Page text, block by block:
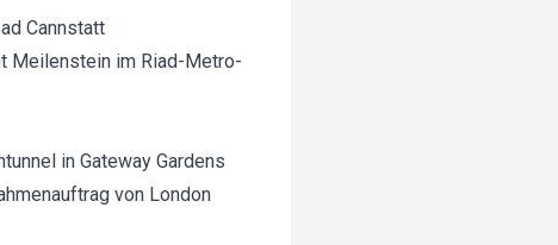
Cannstatt
Meilenstein im Riad-Metro-
in Gateway Gardens
von London